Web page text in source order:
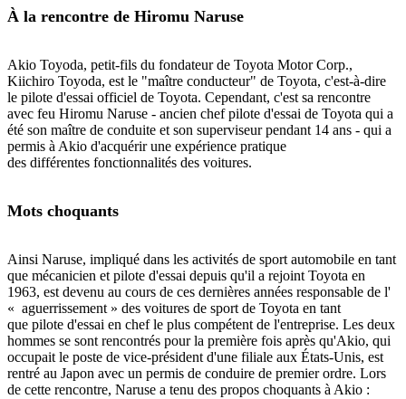
À la rencontre de Hiromu Naruse
Akio Toyoda, petit-fils du fondateur de Toyota Motor Corp.,
Kiichiro Toyoda, est le "maître conducteur" de Toyota, c'est-à-dire
le pilote d'essai officiel de Toyota. Cependant, c'est sa rencontre
avec feu Hiromu Naruse - ancien chef pilote d'essai de Toyota qui a
été son maître de conduite et son superviseur pendant 14 ans - qui a
permis à Akio d'acquérir une expérience pratique
des différentes fonctionnalités des voitures.
Mots choquants
Ainsi Naruse, impliqué dans les activités de sport automobile en tant
que mécanicien et pilote d'essai depuis qu'il a rejoint Toyota en
1963, est devenu au cours de ces dernières années responsable de l'
« aguerrissement » des voitures de sport de Toyota en tant
que pilote d'essai en chef le plus compétent de l'entreprise. Les deux
hommes se sont rencontrés pour la première fois après qu'Akio, qui
occupait le poste de vice-président d'une filiale aux États-Unis, est
rentré au Japon avec un permis de conduire de premier ordre. Lors
de cette rencontre, Naruse a tenu des propos choquants à Akio :